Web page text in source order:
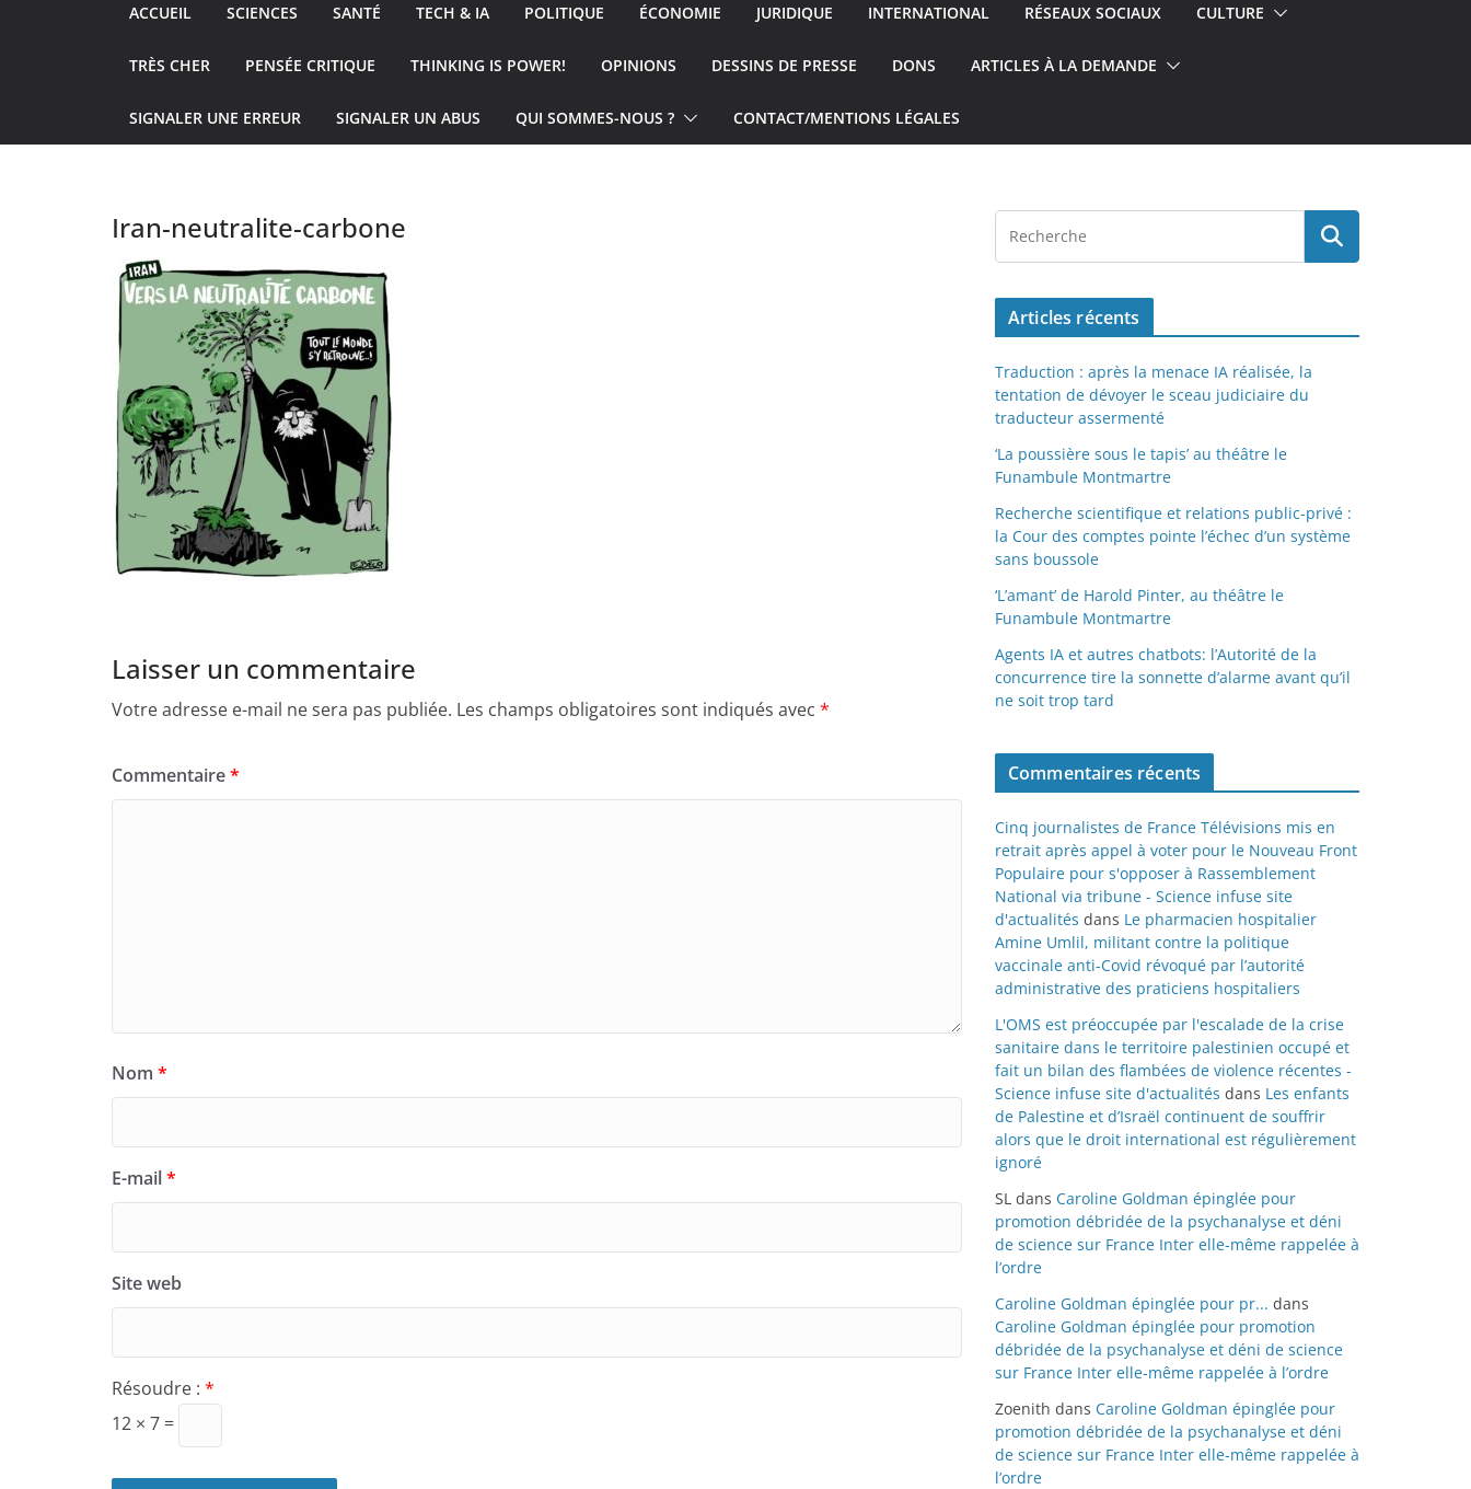
ACCUEIL SCIENCES SANTÉ TECH & IA POLITIQUE ÉCONOMIE JURIDIQUE INTERNATIONAL RÉSEAUX SOCIAUX CULTURE
TRÈS CHER PENSÉE CRITIQUE THINKING IS POWER! OPINIONS DESSINS DE PRESSE DONS ARTICLES À LA DEMANDE
SIGNALER UNE ERREUR SIGNALER UN ABUS QUI SOMMES-NOUS ? CONTACT/MENTIONS LÉGALES
Iran-neutralite-carbone
Laisser un commentaire
Votre adresse e-mail ne sera pas publiée. Les champs obligatoires sont indiqués avec *
Commentaire*
Nom *
E-mail*
Site web
Résoudre : *
12 × 7 =
Articles récents
Traduction : après la menace IA réalisée, la
tentation de dévoyer le sceau judiciaire du
traducteur assermenté
‘La poussière sous le tapis’ au théâtre le
Funambule Montmartre
Recherche scientifique et relations public-privé :
la Cour des comptes pointe l’échec d’un système
sans boussole
‘L’amant’ de Harold Pinter, au théâtre le
Funambule Montmartre
Agents IA et autres chatbots: l’Autorité de la
concurrence tire la sonnette d’alarme avant qu’il
ne soit trop tard
Commentaires récents
Cinq journalistes de France Télévisions mis en
retrait après appel à voter pour le Nouveau Front
Populaire pour s'opposer à Rassemblement
National via tribune - Science infuse site
d'actualités dans Le pharmacien hospitalier
Amine Umlil, militant contre la politique
vaccinale anti-Covid révoqué par l’autorité
administrative des praticiens hospitaliers
L'OMS est préoccupée par l'escalade de la crise
sanitaire dans le territoire palestinien occupé et
fait un bilan des flambées de violence récentes -
Science infuse site d'actualités dans Les enfants
de Palestine et d’Israël continuent de souffrir
alors que le droit international est régulièrement
ignoré
SL dans Caroline Goldman épinglée pour
promotion débridée de la psychanalyse et déni
de science sur France Inter elle-même rappelée à
l’ordre
Caroline Goldman épinglée pour pr... dans
Caroline Goldman épinglée pour promotion
débridée de la psychanalyse et déni de science
sur France Inter elle-même rappelée à l’ordre
Zoenith dans Caroline Goldman épinglée pour
promotion débridée de la psychanalyse et déni
de science sur France Inter elle-même rappelée à
l’ordre